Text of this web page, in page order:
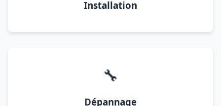
Installation
🔧
Dépannage